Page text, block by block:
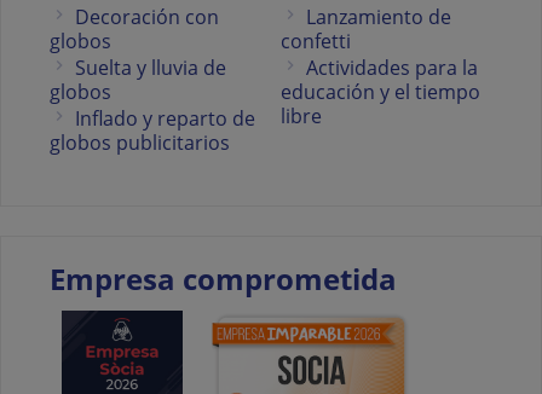
Decoración con
globos
Suelta y lluvia de
globos
Inflado y reparto de
globos publicitarios
Lanzamiento de
confetti
Actividades para la
educación y el tiempo
libre
Empresa comprometida